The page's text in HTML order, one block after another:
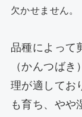
欠かせません。
品種によって
（かんつば
理が適してお
も育ち、やや